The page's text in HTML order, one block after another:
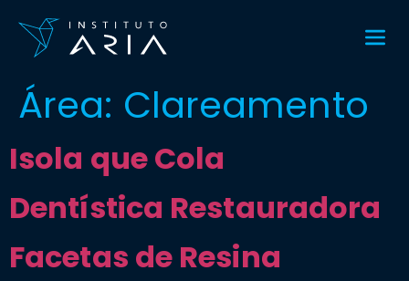
Área: Clareamento
Isola que Cola
Dentística Restauradora
Facetas de Resina